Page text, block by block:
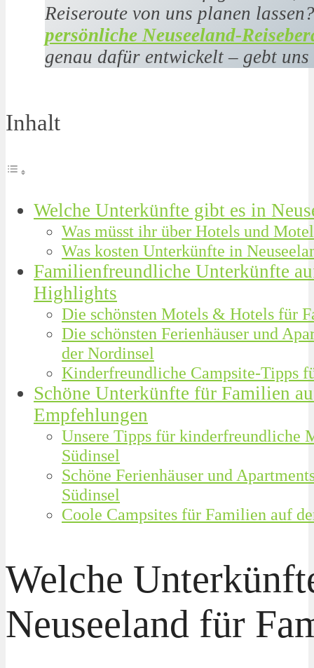
Reiseroute von uns planen
persönliche Neuseeland-
genau dafür entwickelt – gebt
Inhalt
Welche Unterkünfte gibt es in
Was müsst ihr über Hotels und
Was kosten Unterkünfte in
Familienfreundliche Unterkünfte
Highlights
Die schönsten Motels & Hotels für
Die schönsten Ferienhäuser und
der Nordinsel
Kinderfreundliche Campsite-Tipps
Schöne Unterkünfte für Familien
Empfehlungen
Unsere Tipps für kinderfreundliche
Südinsel
Schöne Ferienhäuser und
Südinsel
Coole Campsites für Familien auf
Welche
Neuseeland für